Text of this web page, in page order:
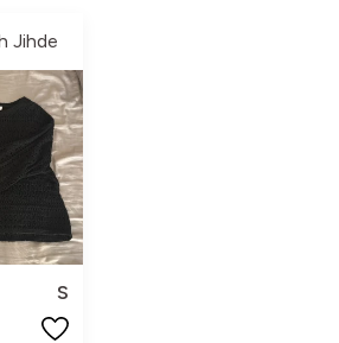
Jihde
S